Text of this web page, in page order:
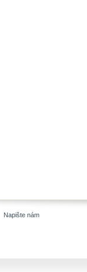
Napište nám